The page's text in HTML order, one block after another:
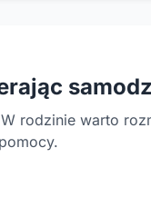
rodzinie warto